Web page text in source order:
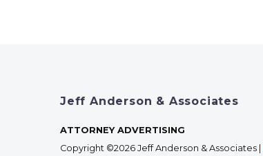
Jeff Anderson & Associates
ATTORNEY ADVERTISING
Copyright ©2026 Jeff Anderson & Associates |